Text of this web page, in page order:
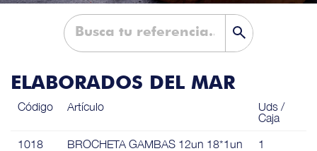
ELABORADOS DEL MAR
Código Artículo
Uds /
Caja
1018 BROCHETA GAMBAS 12un 18*1un 1